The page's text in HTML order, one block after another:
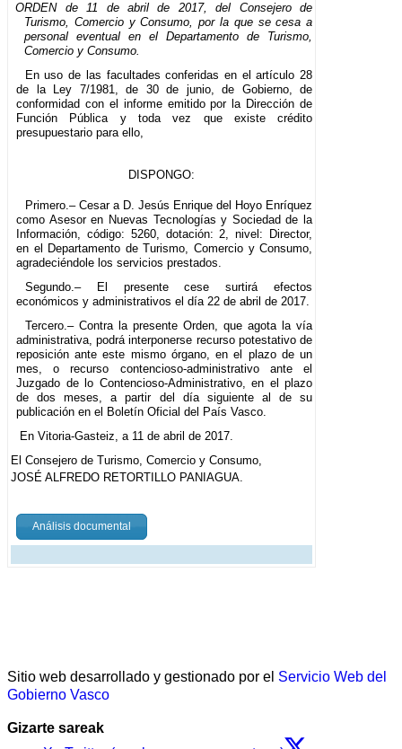
ORDEN de 11 de abril de 2017, del Consejero de
Turismo, Comercio y Consumo, por la que se cesa a
personal eventual en el Departamento de Turismo,
Comercio y Consumo.
En uso de las facultades conferidas en el artículo 28
de la Ley 7/1981, de 30 de junio, de Gobierno, de
conformidad con el informe emitido por la Dirección de
Función Pública y toda vez que existe crédito
presupuestario para ello,
DISPONGO:
Primero.– Cesar a D. Jesús Enrique del Hoyo Enríquez
como Asesor en Nuevas Tecnologías y Sociedad de la
Información, código: 5260, dotación: 2, nivel: Director,
en el Departamento de Turismo, Comercio y Consumo,
agradeciéndole los servicios prestados.
Segundo.– El presente cese surtirá efectos
económicos y administrativos el día 22 de abril de 2017.
Tercero.– Contra la presente Orden, que agota la vía
administrativa, podrá interponerse recurso potestativo de
reposición ante este mismo órgano, en el plazo de un
mes, o recurso contencioso-administrativo ante el
Juzgado de lo Contencioso-Administrativo, en el plazo
de dos meses, a partir del día siguiente al de su
publicación en el Boletín Oficial del País Vasco.
En Vitoria-Gasteiz, a 11 de abril de 2017.
El Consejero de Turismo, Comercio y Consumo,
JOSÉ ALFREDO RETORTILLO PANIAGUA.
Análisis documental
Sitio web desarrollado y gestionado por el Servicio Web del
Gobierno Vasco
Gizarte sareak